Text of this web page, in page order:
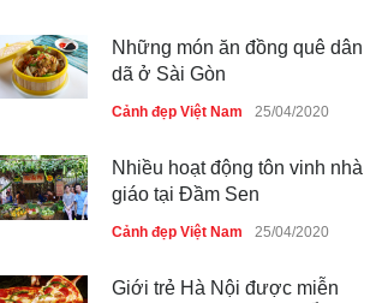
Những món ăn đồng quê dân
dã ở Sài Gòn
Cảnh đẹp Việt Nam 25/04/2020
Nhiều hoạt động tôn vinh nhà
giáo tại Đầm Sen
Cảnh đẹp Việt Nam 25/04/2020
Giới trẻ Hà Nội được miễn